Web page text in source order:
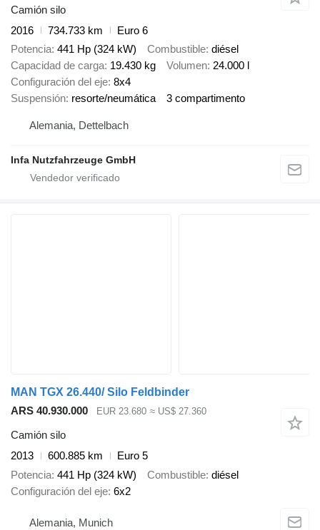
Camión silo
2016
734.733 km
Euro 6
Potencia 441 Hp (324 kW) Combustible diésel
Capacidad de carga 19.430 kg Volumen 24.000 l
Configuración del eje 8x4
Suspensión resorte/neumática 3 compartimento
Alemania, Dettelbach
Infa Nutzfahrzeuge GmbH
MAN TGX 26.440/ Silo Feldbinder
ARS 40.930.000
EUR 23.680 ≈ US$ 27.360
Camión silo
2013
600.885 km
Euro 5
Potencia 441 Hp (324 kW) Combustible diésel
Configuración del eje 6x2
Alemania, Munich